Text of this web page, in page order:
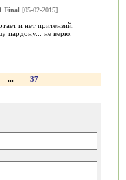
Final [05-02-2015]
и нет притензий.
пардону... не верю.
... 37